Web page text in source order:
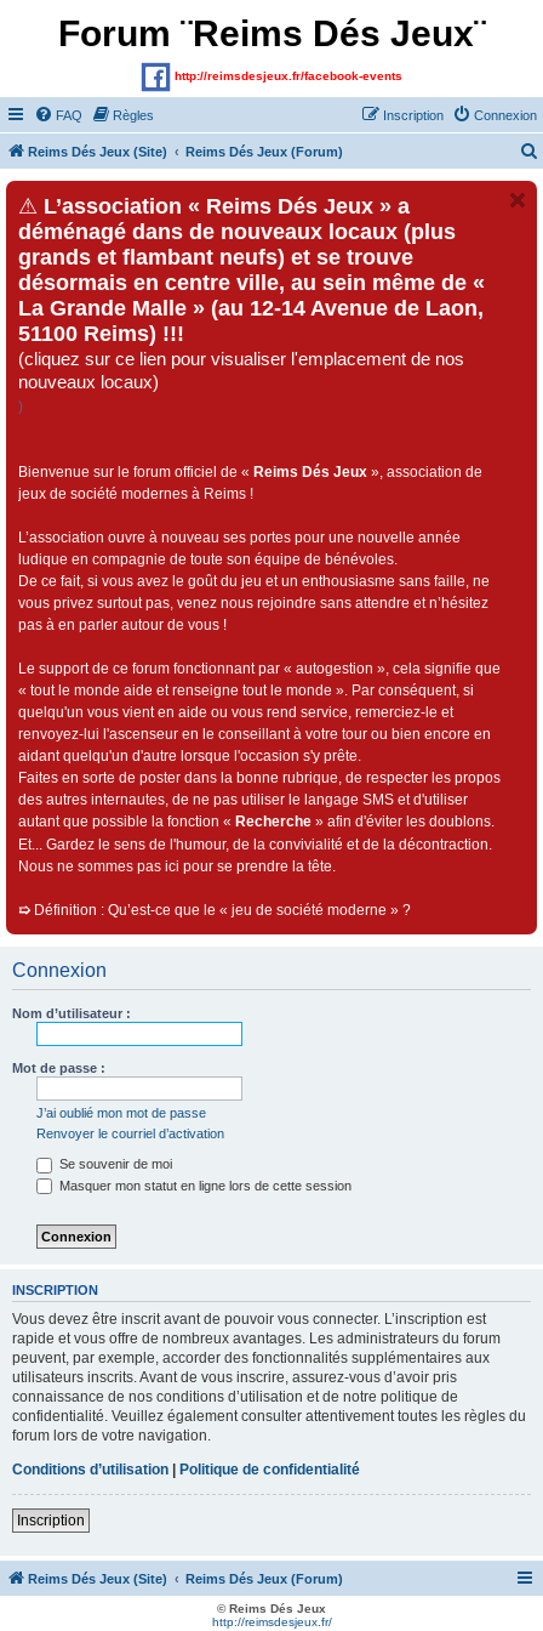
Forum ¨Reims Dés Jeux¨
http://reimsdesjeux.fr/facebook-events
FAQ Règles Connexion
Inscription
Reims Dés Jeux (Site) Reims Dés Jeux (Forum)
⚠ L’association « Reims Dés Jeux » a
déménagé dans de nouveaux locaux (plus
grands et flambant neufs) et se trouve
désormais en centre ville, au sein même de «
La Grande Malle » (au 12-14 Avenue de Laon,
51100 Reims) !!!
(cliquez sur ce lien pour visualiser l'emplacement de nos
nouveaux locaux)
)
Bienvenue sur le forum officiel de « Reims Dés Jeux », association de
jeux de société modernes à Reims !
L’association ouvre à nouveau ses portes pour une nouvelle année
ludique en compagnie de toute son équipe de bénévoles.
De ce fait, si vous avez le goût du jeu et un enthousiasme sans faille, ne
vous privez surtout pas, venez nous rejoindre sans attendre et n’hésitez
pas à en parler autour de vous !
Le support de ce forum fonctionnant par « autogestion », cela signifie que
« tout le monde aide et renseigne tout le monde ». Par conséquent, si
quelqu'un vous vient en aide ou vous rend service, remerciez-le et
renvoyez-lui l'ascenseur en le conseillant à votre tour ou bien encore en
aidant quelqu'un d'autre lorsque l'occasion s'y prête.
Faites en sorte de poster dans la bonne rubrique, de respecter les propos
des autres internautes, de ne pas utiliser le langage SMS et d'utiliser
autant que possible la fonction « Recherche » afin d'éviter les doublons.
Et... Gardez le sens de l'humour, de la convivialité et de la décontraction.
Nous ne sommes pas ici pour se prendre la tête.
➯ Définition : Qu’est-ce que le « jeu de société moderne » ?
Connexion
Nom d’utilisateur :
Mot de passe :
J’ai oublié mon mot de passe
Renvoyer le courriel d’activation
Se souvenir de moi
Masquer mon statut en ligne lors de cette session
INSCRIPTION
Vous devez être inscrit avant de pouvoir vous connecter. L’inscription est
rapide et vous offre de nombreux avantages. Les administrateurs du forum
peuvent, par exemple, accorder des fonctionnalités supplémentaires aux
utilisateurs inscrits. Avant de vous inscrire, assurez-vous d’avoir pris
connaissance de nos conditions d’utilisation et de notre politique de
confidentialité. Veuillez également consulter attentivement toutes les règles du
forum lors de votre navigation.
Conditions d’utilisation | Politique de confidentialité
Inscription
Reims Dés Jeux (Site) Reims Dés Jeux (Forum)
© Reims Dés Jeux
http://reimsdesjeux.fr/